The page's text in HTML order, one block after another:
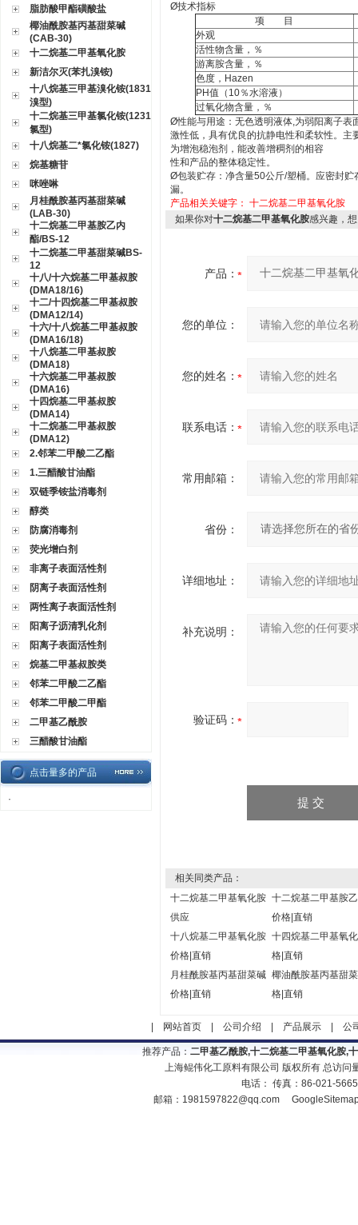
脂肪酸甲酯磺酸盐
椰油酰胺基丙基甜菜碱
(CAB-30)
十二烷基二甲基氧化胺
新洁尔灭(苯扎溴铵)
十八烷基三甲基溴化铵(1831
溴型)
十二烷基三甲基氯化铵(1231
氯型)
十八烷基二*氯化铵(1827)
烷基糖苷
咪唑啉
月桂酰胺基丙基甜菜碱
(LAB-30)
十二烷基二甲基胺乙内
酯/BS-12
十二烷基二甲基甜菜碱BS-
12
十八/十六烷基二甲基叔胺
(DMA18/16)
十二/十四烷基二甲基叔胺
(DMA12/14)
十六/十八烷基二甲基叔胺
(DMA16/18)
十八烷基二甲基叔胺
(DMA18)
十六烷基二甲基叔胺
(DMA16)
十四烷基二甲基叔胺
(DMA14)
十二烷基二甲基叔胺
(DMA12)
2.邻苯二甲酸二乙酯
1.三醋酸甘油酯
双链季铵盐消毒剂
醇类
防腐消毒剂
荧光增白剂
非离子表面活性剂
阴离子表面活性剂
两性离子表面活性剂
阳离子沥清乳化剂
阳离子表面活性剂
烷基二甲基叔胺类
邻苯二甲酸二乙酯
邻苯二甲酸二甲酯
二甲基乙酰胺
三醋酸甘油酯
点击量多的产品
·
Ø技术指标
项
目
外观
活性物含量，％
游离胺含量，％
色度， Hazen
PH值 （10％水溶液 ）
过氧化物含量，％
Ø性能与用途：无色透明液体,为弱阳离子表
激性低，具有优良的抗静电性和柔软性。
为增泡稳泡剂，能改善增稠剂的相容
性和产品的整体稳定性。
Ø包装贮存：净含量50公斤/塑桶。应密封贮
漏。
产品相关关键字： 十二烷基二甲基氧化胺
如果你对十二烷基二甲基氧化胺感兴趣，
产品：
您的单位：
您的姓名：
联系电话：
常用邮箱：
省份：
详细地址：
补充说明：
验证码：
相关同类产品：
十二烷基二甲基氧化胺
供应
十二烷基二甲基胺
价格|直销
十八烷基二甲基氧化胺
价格|直销
十四烷基二甲基氧
格|直销
月桂酰胺基丙基甜菜碱
价格|直销
椰油酰胺基丙基甜
格|直销
网站首页| 公司介绍 产品展示| 公
推荐产品： 二甲基乙酰胺,十二烷基二甲基氧化胺,
上海鲲伟化工原料有限公司 版权所有 总访问
电话： 传真：86-021-
邮箱： 1981597822@qq.com